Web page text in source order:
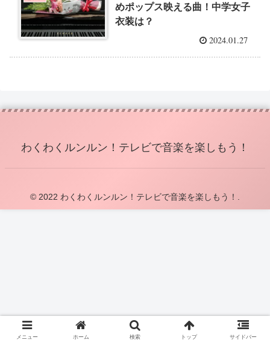
めポップス映える曲！中学女子
衣装は？
2024.01.27
わくわくルンルン！テレビで音楽を楽しもう！
© 2022 わくわくルンルン！テレビで音楽を楽しもう！.
メニュー ホーム 検索 トップ サイドバー